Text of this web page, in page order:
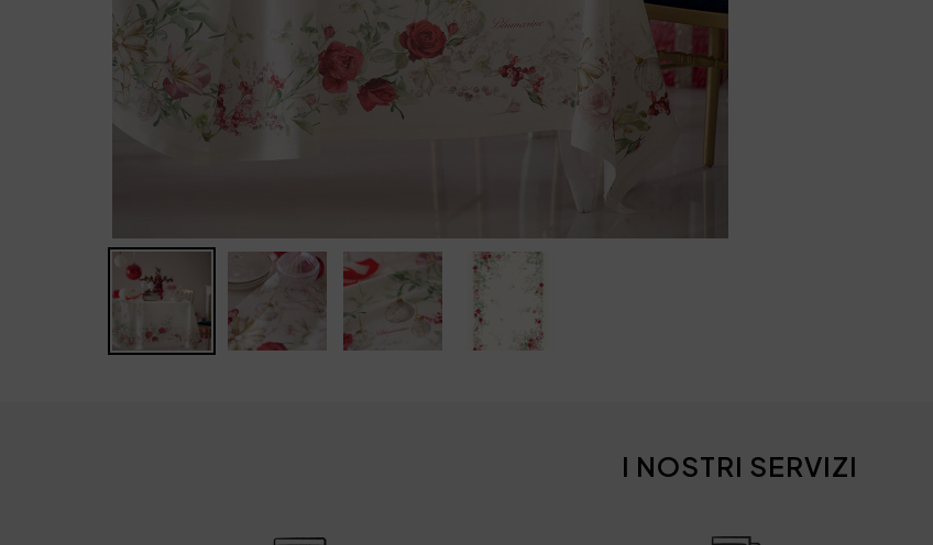
I NOSTRI SERVIZI